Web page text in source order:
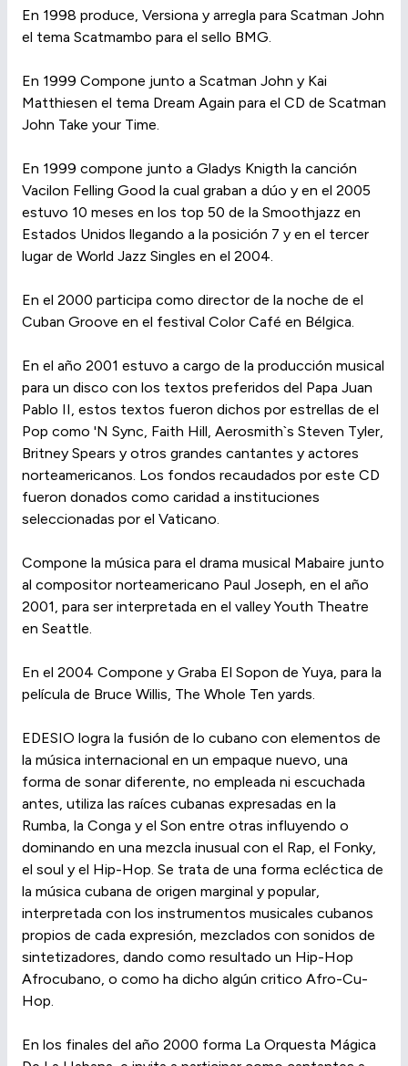
En 1998 produce, Versiona y arregla para Scatman John
el tema Scatmambo para el sello BMG.
En 1999 Compone junto a Scatman John y Kai
Matthiesen el tema Dream Again para el CD de Scatman
John Take your Time.
En 1999 compone junto a Gladys Knigth la canción
Vacilon Felling Good la cual graban a dúo y en el 2005
estuvo 10 meses en los top 50 de la Smoothjazz en
Estados Unidos llegando a la posición 7 y en el tercer
lugar de World Jazz Singles en el 2004.
En el 2000 participa como director de la noche de el
Cuban Groove en el festival Color Café en Bélgica.
En el año 2001 estuvo a cargo de la producción musical
para un disco con los textos preferidos del Papa Juan
Pablo II, estos textos fueron dichos por estrellas de el
Pop como 'N Sync, Faith Hill, Aerosmith`s Steven Tyler,
Britney Spears y otros grandes cantantes y actores
norteamericanos. Los fondos recaudados por este CD
fueron donados como caridad a instituciones
seleccionadas por el Vaticano.
Compone la música para el drama musical Mabaire junto
al compositor norteamericano Paul Joseph, en el año
2001, para ser interpretada en el valley Youth Theatre
en Seattle.
En el 2004 Compone y Graba El Sopon de Yuya, para la
película de Bruce Willis, The Whole Ten yards.
EDESIO logra la fusión de lo cubano con elementos de
la música internacional en un empaque nuevo, una
forma de sonar diferente, no empleada ni escuchada
antes, utiliza las raíces cubanas expresadas en la
Rumba, la Conga y el Son entre otras influyendo o
dominando en una mezcla inusual con el Rap, el Fonky,
el soul y el Hip-Hop. Se trata de una forma ecléctica de
la música cubana de origen marginal y popular,
interpretada con los instrumentos musicales cubanos
propios de cada expresión, mezclados con sonidos de
sintetizadores, dando como resultado un Hip-Hop
Afrocubano, o como ha dicho algún critico Afro-Cu-
Hop.
En los finales del año 2000 forma La Orquesta Mágica